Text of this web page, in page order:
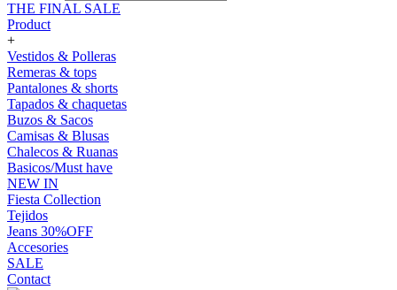
THE FINAL SALE
Product
+
Vestidos & Polleras
Remeras & tops
Pantalones & shorts
Tapados & chaquetas
Buzos & Sacos
Camisas & Blusas
Chalecos & Ruanas
Basicos/Must have
NEW IN
Fiesta Collection
Tejidos
Jeans 30%OFF
Accesories
SALE
Contact